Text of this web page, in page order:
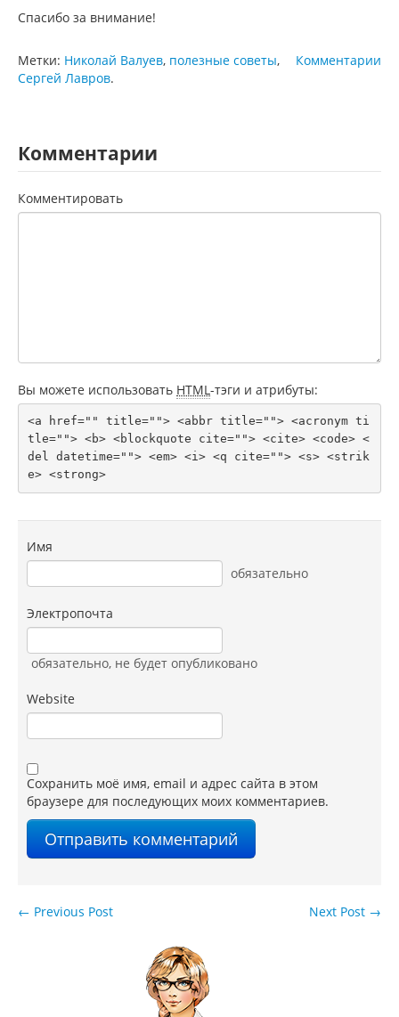
Спасибо за внимание!
Комментарии
Метки: Николай Валуев, полезные советы,
Сергей Лавров.
Комментарии
Комментировать
Вы можете использовать HTML -тэги и атрибуты:
<a href="" title=""> <abbr title=""> <acronym ti
tle=""> <b> <blockquote cite=""> <cite> <code> <
del datetime=""> <em> <i> <q cite=""> <s> <strik
e> <strong>
Имя
обязательно
Электропочта
обязательно, не будет опубликовано
Website
Сохранить моё имя, email и адрес сайта в этом
браузере для последующих моих комментариев.
Next Post →
← Previous Post